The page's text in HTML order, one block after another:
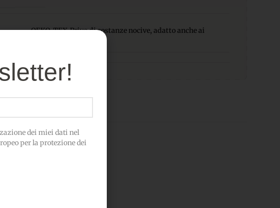
OEKO-TEX-Privo di sostanze nocive, adatto anche ai
anche...
dei miei dati nel
per la protezione dei